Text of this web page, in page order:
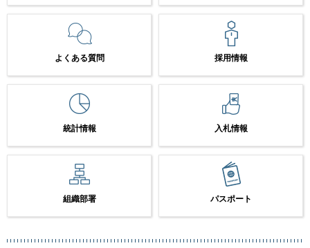
よくある質問 採用情報
統計情報 入札情報
組織部署 パスポート